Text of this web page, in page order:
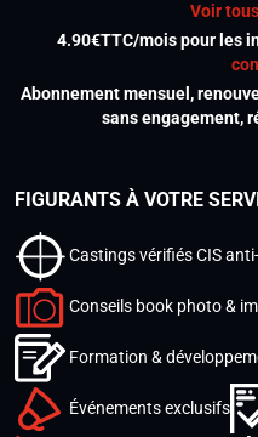
Voir
4.90€TTC/mois pour les
Abonnement mensuel,
sans engagement,
FIGURANTS À VOTRE
Castings vérifiés CIS
Conseils book photo &
Formation &
Événements exclusifs